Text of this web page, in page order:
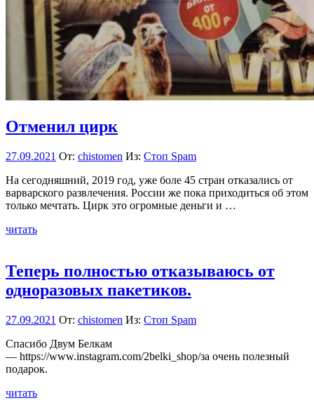
Отменил цирк
27.09.2021 От: chistomen Из: Стоп Spam
На сегодняшний, 2019 год, уже боле 45 стран отказались от
варварского развлечения. России же пока приходиться об этом
только мечтать. Цирк это огромные деньги и …
читать
Теперь полностью отказываюсь от
одноразовых пакетиков.
27.09.2021 От: chistomen Из: Стоп Spam
Спасибо Двум Белкам
— https://www.instagram.com/2belki_shop/за очень полезный
подарок.
читать